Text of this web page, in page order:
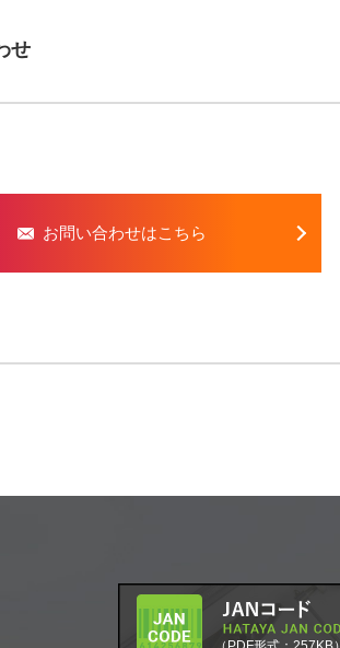
せ
お問い合わせはこちら